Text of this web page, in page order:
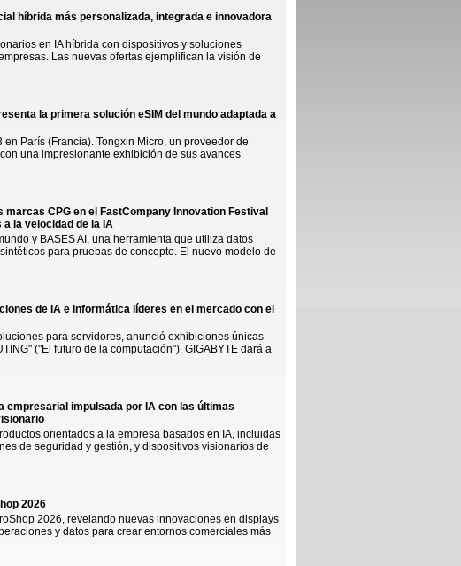
híbrida más personalizada, integrada e innovadora
en IA híbrida con dispositivos y soluciones
Las nuevas ofertas ejemplifican la visión de
la primera solución eSIM del mundo adaptada a
París (Francia). Tongxin Micro, un proveedor de
una impresionante exhibición de sus avances
CPG en el FastCompany Innovation Festival
la velocidad de la IA
y BASES AI, una herramienta que utiliza datos
para pruebas de concepto. El nuevo modelo de
de IA e informática líderes en el mercado con el
para servidores, anunció exhibiciones únicas
("El futuro de la computación"), GIGABYTE dará a
impulsada por IA con las últimas
orientados a la empresa basados en IA, incluidas
de seguridad y gestión, y dispositivos visionarios de
2026
2026, revelando nuevas innovaciones en displays
y datos para crear entornos comerciales más